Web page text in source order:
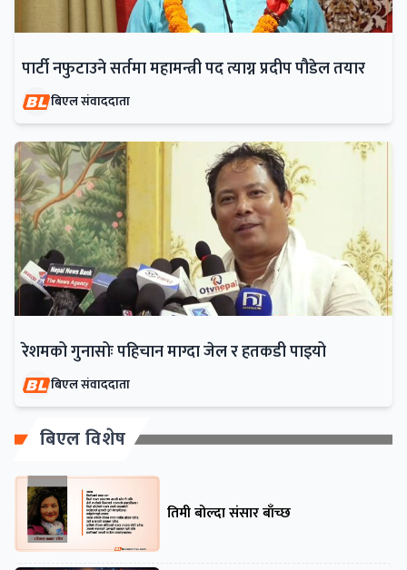
पार्टी नफुटाउने सर्तमा महामन्त्री पद त्याग्न प्रदीप पौडेल तयार
बिएल संवाददाता
रेशमको गुनासोः पहिचान माग्दा जेल र हतकडी पाइयो
बिएल संवाददाता
बिएल विशेष
तिमी बोल्दा संसार बाँच्छ